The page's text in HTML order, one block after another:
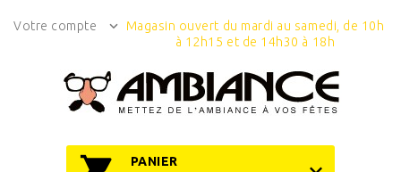
Votre compte
Magasin ouvert du mardi au samedi, de 10h
à 12h15 et de 14h30 à 18h
PANIER